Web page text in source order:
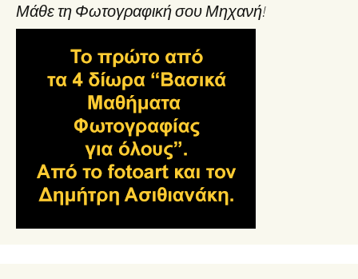
Μάθε τη Φωτογραφική σου Μηχανή!